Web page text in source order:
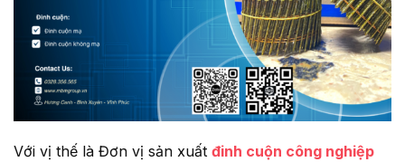
Với vị thế là Đơn vị sản xuất đinh cuộn công nghiệp